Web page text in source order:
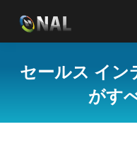
セールス イン
がす